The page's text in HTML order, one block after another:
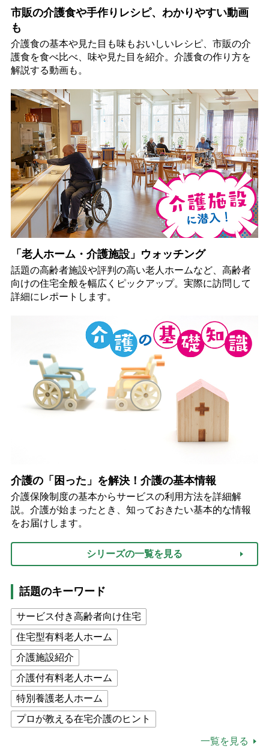
市販の介護食や手作りレシピ、わかりやすい動画
も
介護食の基本や見た目も味もおいしいレシピ、市販の介
護食を食べ比べ、味や見た目を紹介。介護食の作り方を
解説する動画も。
「老人ホーム・介護施設」ウォッチング
話題の高齢者施設や評判の高い老人ホームなど、高齢者
向けの住宅全般を幅広くピックアップ。実際に訪問して
詳細にレポートします。
介護の「困った」を解決！介護の基本情報
介護保険制度の基本からサービスの利用方法を詳細解
説。介護が始まったとき、知っておきたい基本的な情報
をお届けします。
シリーズの一覧を見る
話題のキーワード
サービス付き高齢者向け住宅
住宅型有料老人ホーム
介護施設紹介
介護付有料老人ホーム
特別養護老人ホーム
プロが教える在宅介護のヒント
一覧を見る